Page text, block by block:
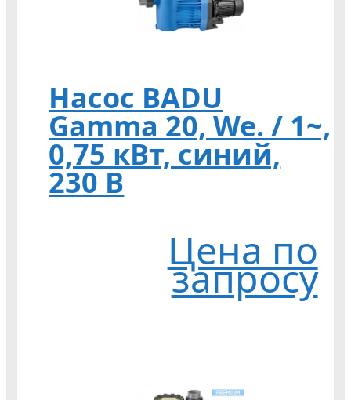
Насос BADU
Gamma 20, We. / 1~,
0,75 кВт, синий,
230 В
Цена по
запросу